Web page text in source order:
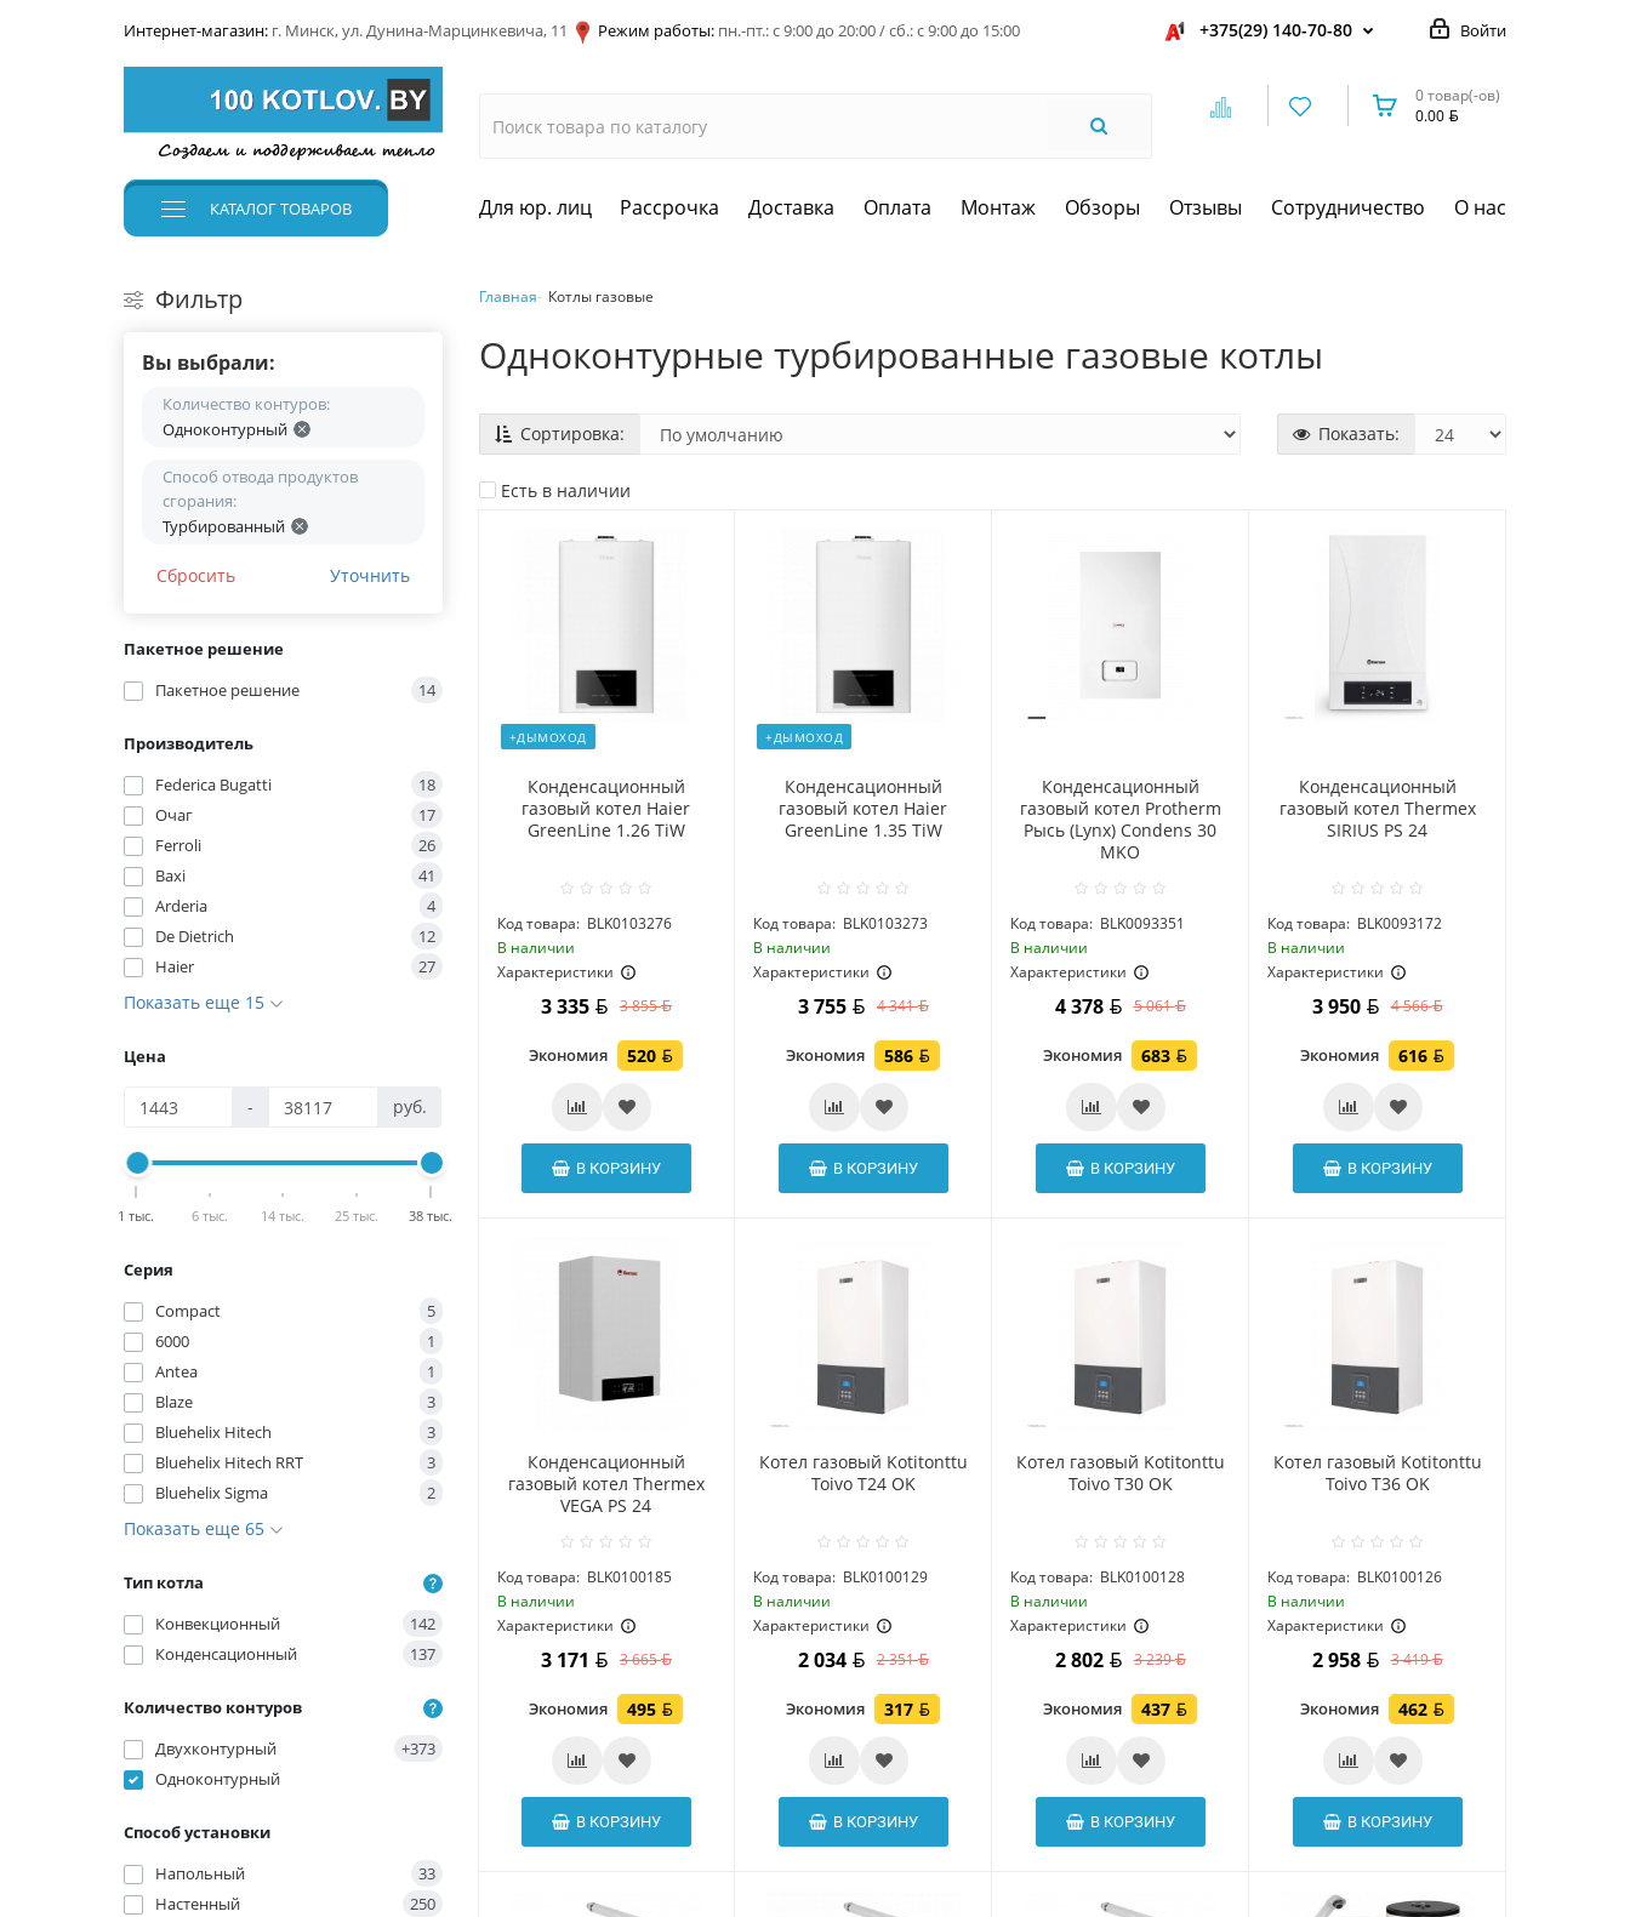
Интернет-магазин: г. Минск, ул. Дунина-Марцинкевича, 11 Режим работы: пн.-пт.: с 9:00 до 20:00 / сб.: с 9:00 до 15:00 Войти
+375(29) 140-70-80
0 товар(-ов)
0.00
КАТАЛОГТОВАРОВ Для юр. лиц Рассрочка Доставка Оплата Монтаж Обзоры Отзывы Сотрудничество О нас
Фильтр
Вы выбрали:
Количество контуров:
Одноконтурный
Способ отвода продуктов
сгорания:
Турбированный
Сбросить Уточнить
Пакетное решение
Пакетное решение
14
Производитель
Federica Bugatti
18
Очаг
17
Ferroli
26
Baxi
41
Arderia
4
De Dietrich
12
Haier
27
Показать еще 15
Цена
- руб.
1 тыс. 6 тыс. 14 тыс. 25 тыс. 38 тыс.
Серия
Compact
5
6000
1
Antea
1
Blaze
3
Bluehelix Hitech
3
Bluehelix Hitech RRT
3
Bluehelix Sigma
2
Показать еще 65
Тип котла
Конвекционный
142
Конденсационный
137
Количество контуров
Двухконтурный
+373
Одноконтурный
Способ установки
Напольный
33
Настенный
250
Главная Котлы газовые
Одноконтурные турбированные газовые котлы
Сортировка: Показать:
Есть в наличии
+ДЫМОХОД
Конденсационный
газовый котел Haier
GreenLine 1.26 TiW
Код товара: BLK0103276
В наличии
Характеристики
3 335 3 855
Экономия 520
В КОРЗИНУ
+ДЫМОХОД
Конденсационный
газовый котел Haier
GreenLine 1.35 TiW
Код товара: BLK0103273
В наличии
Характеристики
3 755 4 341
Экономия 586
В КОРЗИНУ
Конденсационный
газовый котел Protherm
Рысь (Lynx) Condens 30
MKO
Код товара: BLK0093351
В наличии
Характеристики
4 378 5 061
Экономия 683
В КОРЗИНУ
Конденсационный
газовый котел Thermex
SIRIUS PS 24
Код товара: BLK0093172
В наличии
Характеристики
3 950 4 566
Экономия 616
В КОРЗИНУ
Конденсационный
газовый котел Thermex
VEGA PS 24
Код товара: BLK0100185
В наличии
Характеристики
3 171 3 665
Экономия 495
В КОРЗИНУ
Котел газовый Kotitonttu
Toivo T24 OK
Код товара: BLK0100129
В наличии
Характеристики
2 034 2 351
Экономия 317
В КОРЗИНУ
Котел газовый Kotitonttu
Toivo T30 OK
Код товара: BLK0100128
В наличии
Характеристики
2 802 3 239
Экономия 437
В КОРЗИНУ
Котел газовый Kotitonttu
Toivo T36 OK
Код товара: BLK0100126
В наличии
Характеристики
2 958 3 419
Экономия 462
В КОРЗИНУ